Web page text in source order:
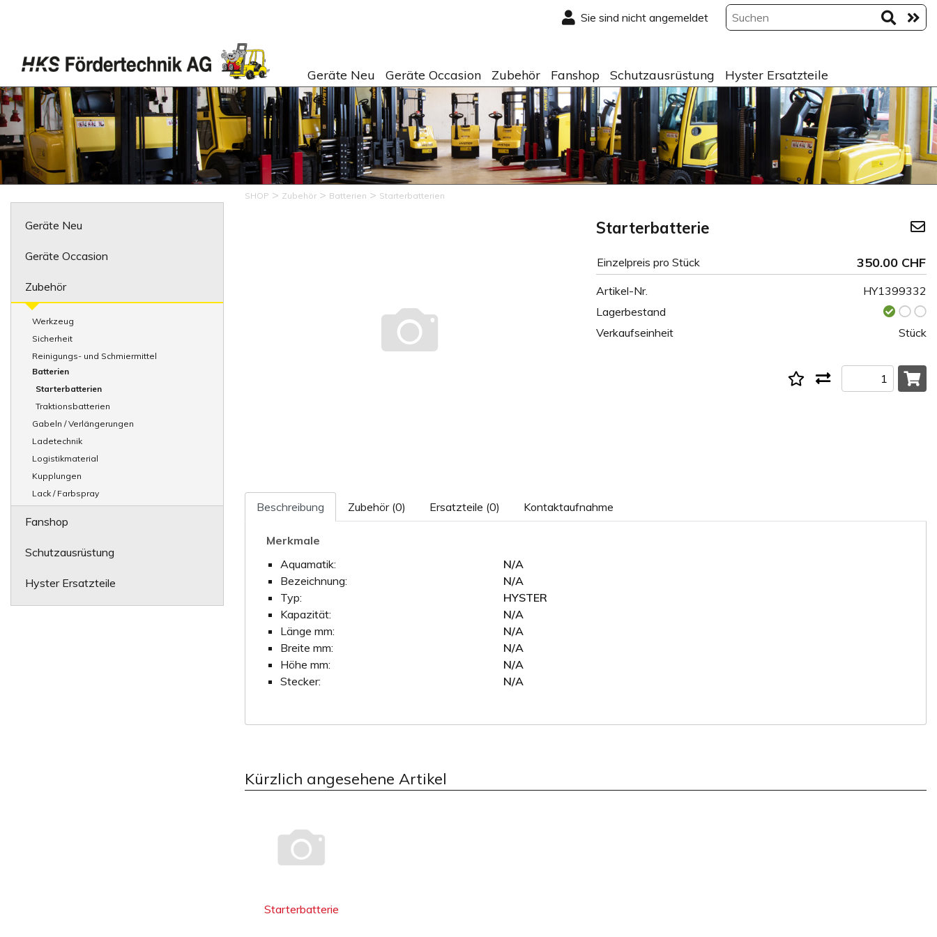
Sie sind nicht angemeldet
Geräte Neu Geräte Occasion Zubehör Fanshop Schutzausrüstung Hyster Ersatzteile
Geräte Neu
Geräte Occasion
Zubehör
Werkzeug
Sicherheit
Reinigungs- und Schmiermittel
Batterien
Starterbatterien
Traktionsbatterien
Gabeln / Verlängerungen
Ladetechnik
Logistikmaterial
Kupplungen
Lack / Farbspray
Fanshop
Schutzausrüstung
Hyster Ersatzteile
SHOP > Zubehör > Batterien > Starterbatterien
Starterbatterie
Einzelpreis pro Stück 350.00 CHF
Artikel-Nr.
HY1399332
Lagerbestand
Verkaufseinheit
Stück
Beschreibung Zubehör (0) Ersatzteile (0) Kontaktaufnahme
Merkmale
Aquamatik:
N/A
Bezeichnung:
N/A
Typ:
HYSTER
Kapazität:
N/A
Länge mm:
N/A
Breite mm:
N/A
Höhe mm:
N/A
Stecker:
N/A
Kürzlich angesehene Artikel
Starterbatterie